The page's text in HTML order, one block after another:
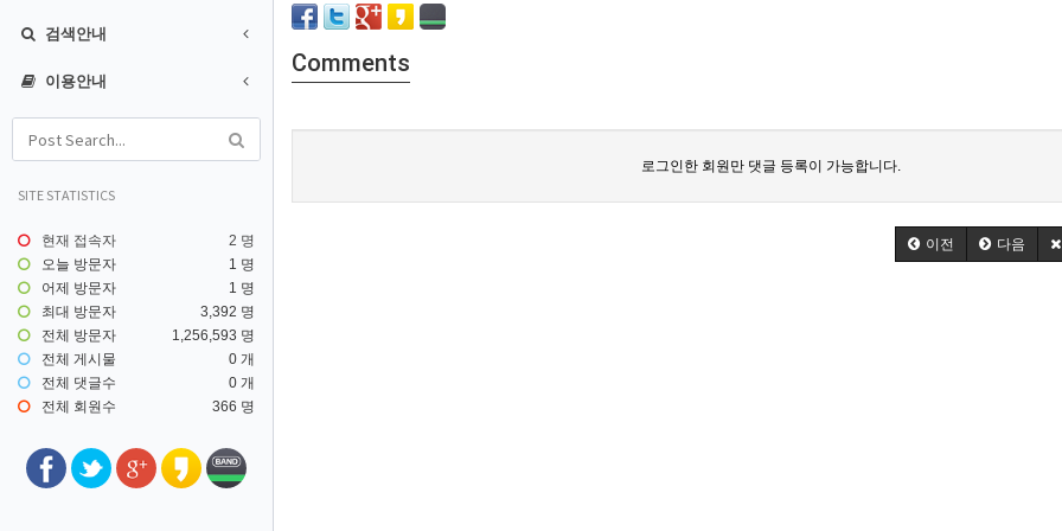
검색안내
이용안내
SITE STATISTICS
현재 접속자
2 명
오늘 방문자
1 명
어제 방문자
1 명
최대 방문자
3,392 명
전체 방문자
1,256,593 명
전체 게시물
0 개
전체 댓글수
0 개
전체 회원수
366 명
Comments
로그인한 회원만 댓글 등록이 가능합니다.
이전 다음